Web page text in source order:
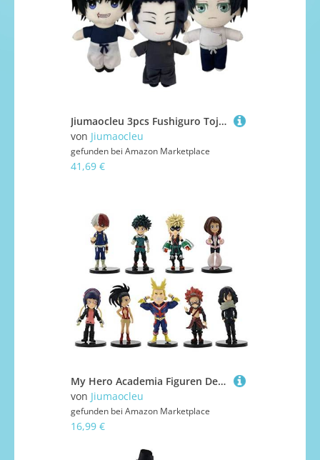
Jiumaocleu 3pcs Fushiguro Toji & Okkotsu Yūta & Getō Suguru Plüsch Puppe Weich Figur, Anime Figur Plüsch Kopfkissen Spielzeug Kissen Sofa Dekoration für Fans
von Jiumaocleu
gefunden bei Amazon Marketplace
41,69 €
My Hero Academia Figuren Deku, Todoroki, Bakugou, Aizawa Kirishima, Toga, Ochaco, Shigaraki MHA Actionfiguren-Set Kuchendekoration 5-teilig
von Jiumaocleu
gefunden bei Amazon Marketplace
16,99 €